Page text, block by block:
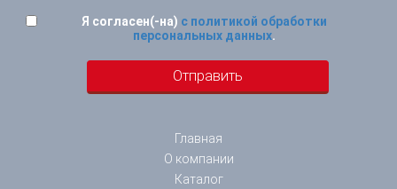
Я согласен(-на) с политикой обработки
персональных данных.
Главная
О компании
Каталог